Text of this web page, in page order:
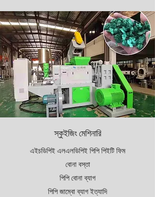
স্কুইজিং মেশিনারি
এইচডিপিই এলএলডিপিই পিপি পিইটি ফিম
বোনা বস্তা
পিপি বোনা ব্যাগ
পিপি জাম্বো ব্যাগ ইত্যাদি